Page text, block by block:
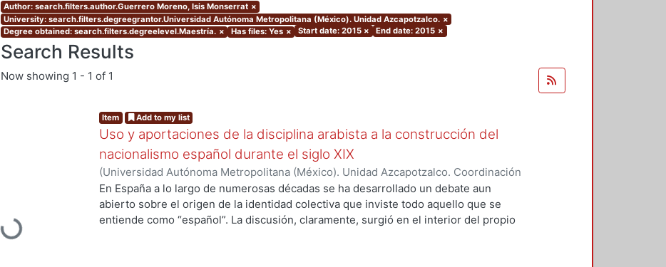
Author: search.filters.author.Guerrero Moreno, Isis Monserrat ×
University: search.filters.degreegrantor.Universidad Autónoma Metropolitana (México). Unidad Azcapotzalco. ×
Degree obtained: search.filters.degreelevel.Maestría. × Has files: Yes × Start date: 2015 × End date: 2015 ×
Search Results
Now showing 1 - 1 of 1
Loading...
Item Add to my list
Uso y aportaciones de la disciplina arabista a la construcción del
nacionalismo español durante el siglo XIX
(Universidad Autónoma Metropolitana (México). Unidad Azcapotzalco. Coordinación
de Servicios de Información.,2015-09)Guerrero Moreno, Isis Monserrat
En España a lo largo de numerosas décadas se ha desarrollado un debate aun
abierto sobre el origen de la identidad colectiva que inviste todo aquello que se
entiende como “español”. La discusión, claramente, surgió en el interior del propio